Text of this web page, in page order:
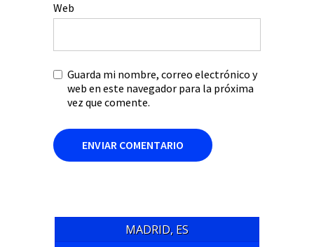
Web
Guarda mi nombre, correo electrónico y
web en este navegador para la próxima
vez que comente.
MADRID, ES